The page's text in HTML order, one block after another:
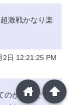
激戦かなり楽
2日 12:21:25 PM
のが問題ですarrowup
home